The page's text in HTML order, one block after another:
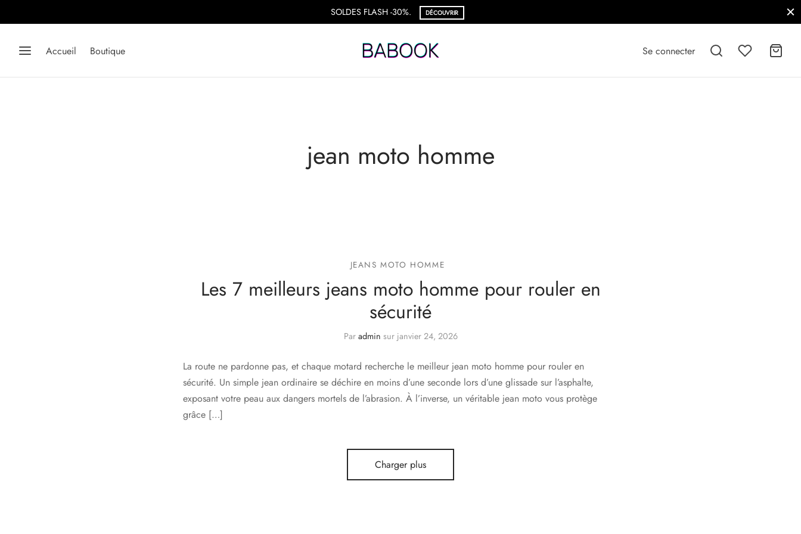
SOLDES FLASH -30%. DÉCOUVRIR
Accueil Boutique Se connecter
jean moto homme
JEANS MOTO HOMME
Les 7 meilleurs jeans moto homme pour rouler en
sécurité
Par admin sur janvier 24, 2026
La route ne pardonne pas, et chaque motard recherche le meilleur jean moto homme pour rouler en
sécurité. Un simple jean ordinaire se déchire en moins d’une seconde lors d’une glissade sur l’asphalte,
exposant votre peau aux dangers mortels de l’abrasion. À l’inverse, un véritable jean moto vous protège
grâce […]
Charger plus